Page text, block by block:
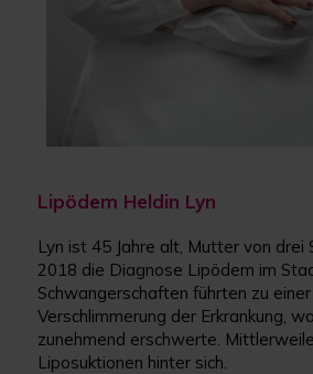
Lipödem Heldin Lyn
Lyn ist 45 Jahre alt, Mutter von drei
2018 die Diagnose Lipödem im
Schwangerschaften führten zu
Verschlimmerung der Erkrankung,
zunehmend erschwerte.
Liposuktionen hinter sich.